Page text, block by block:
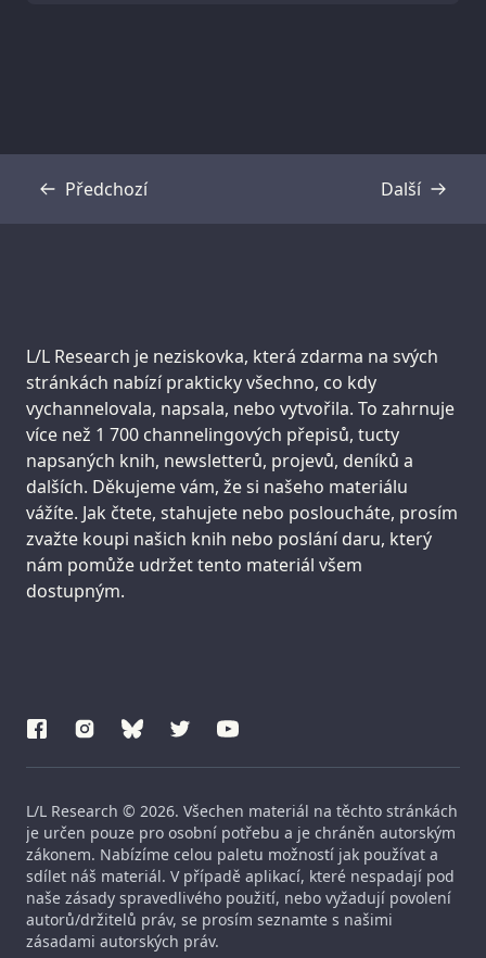
Předchozí
Přepis Další
Přepis
Support us:
L/L Research je neziskovka, která zdarma na svých
stránkách nabízí prakticky všechno, co kdy
vychannelovala, napsala, nebo vytvořila. To zahrnuje
více než 1 700 channelingových přepisů, tucty
napsaných knih, newsletterů, projevů, deníků a
dalších. Děkujeme vám, že si našeho materiálu
vážíte. Jak čtete, stahujete nebo posloucháte, prosím
zvažte koupi našich knih nebo poslání daru, který
nám pomůže udržet tento materiál všem
dostupným.
L/L Research © 2026. Všechen materiál na těchto stránkách
je určen pouze pro osobní potřebu a je chráněn autorským
zákonem. Nabízíme celou paletu možností jak používat a
sdílet náš materiál. V případě aplikací, které nespadají pod
naše zásady spravedlivého použití, nebo vyžadují povolení
autorů/držitelů práv, se prosím seznamte s našimi
zásadami autorských práv.